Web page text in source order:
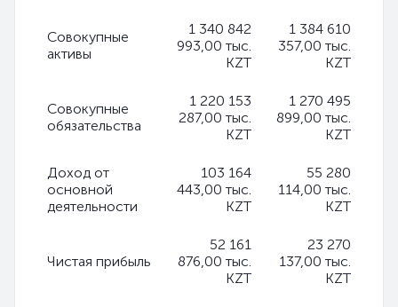
Совокупные
активы
1 340 842
993,00 тыс.
KZT
1 384 610
357,00 тыс.
KZT
Совокупные
обязательства
1 220 153
287,00 тыс.
KZT
1 270 495
899,00 тыс.
KZT
Доход от
основной
деятельности
103 164
443,00 тыс.
KZT
55 280
114,00 тыс.
KZT
Чистая прибыль
52 161
876,00 тыс.
KZT
23 270
137,00 тыс.
KZT